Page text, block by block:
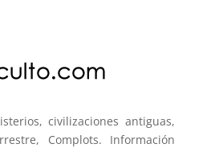
civilizaciones antiguas,
Complots. Información